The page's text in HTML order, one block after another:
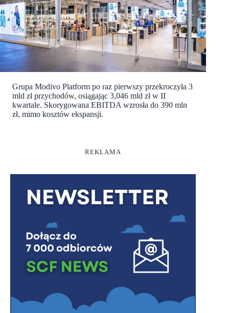
Grupa Modivo Platform po raz pierwszy przekroczyła 3
mld zł przychodów, osiągając 3,046 mld zł w II
kwartale. Skorygowana EBITDA wzrosła do 390 mln
zł, mimo kosztów ekspansji.
REKLAMA